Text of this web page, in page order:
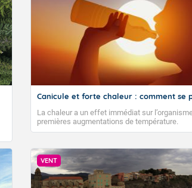
Canicule et forte chaleur : comment se
La chaleur a un effet immédiat sur
premières augmentations de température.
VENT